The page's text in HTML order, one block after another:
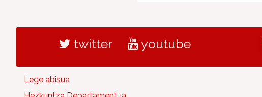
twitter youtube
Lege abisua